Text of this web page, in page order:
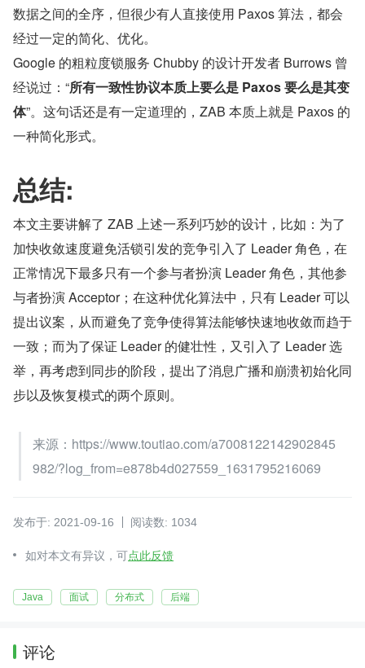
数据之间的全序，但很少有人直接使用 Paxos 算法，都会
经过一定的简化、优化。
Google 的粗粒度锁服务 Chubby 的设计开发者 Burrows 曾
经说过：“所有一致性协议本质上要么是 Paxos 要么是其变
体”。这句话还是有一定道理的，ZAB 本质上就是 Paxos 的
一种简化形式。
总结:
本文主要讲解了 ZAB 上述一系列巧妙的设计，比如：为了
加快收敛速度避免活锁引发的竞争引入了 Leader 角色，在
正常情况下最多只有一个参与者扮演 Leader 角色，其他参
与者扮演 Acceptor；在这种优化算法中，只有 Leader 可以
提出议案，从而避免了竞争使得算法能够快速地收敛而趋于
一致；而为了保证 Leader 的健壮性，又引入了 Leader 选
举，再考虑到同步的阶段，提出了消息广播和崩溃初始化同
步以及恢复模式的两个原则。
来源：https://www.toutiao.com/a7008122142902845
982/?log_from=e878b4d027559_1631795216069
发布于: 2021-09-16 阅读数: 1034
如对本文有异议，可点此反馈
Java 面试 分布式 后端
评论